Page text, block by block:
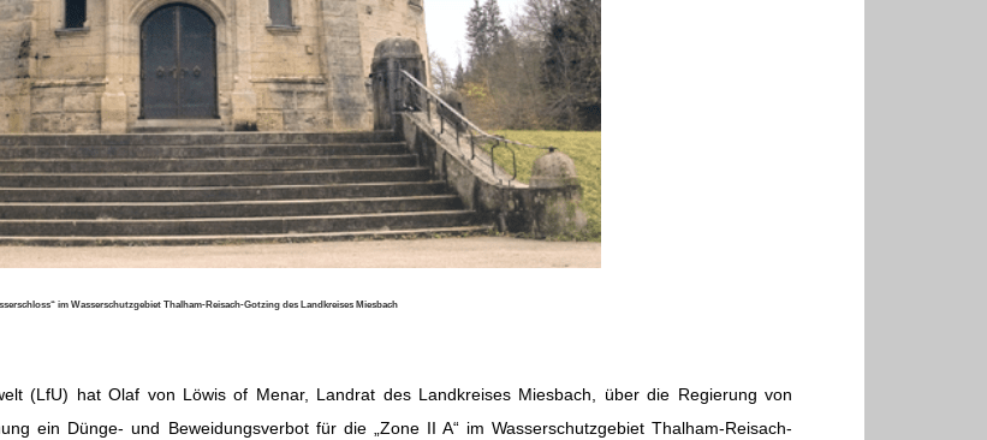
im Wasserschutzgebiet Thalham-Reisach-Gotzing des Landkreises Miesbach
(LfU) hat Olaf von Löwis of Menar, Landrat des Landkreises Miesbach, über die Regierung von
ein Dünge- und Beweidungsverbot für die „Zone II A“ im Wasserschutzgebiet Thalham-Reisach-